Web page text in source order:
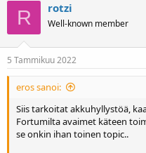
R rotzi
Well-known member
5 Tammikuu 2022
eros sanoi:
Siis tarkoitat akkuhyllystöä,
Fortumilta avaimet käteen
se onkin ihan toinen topic..